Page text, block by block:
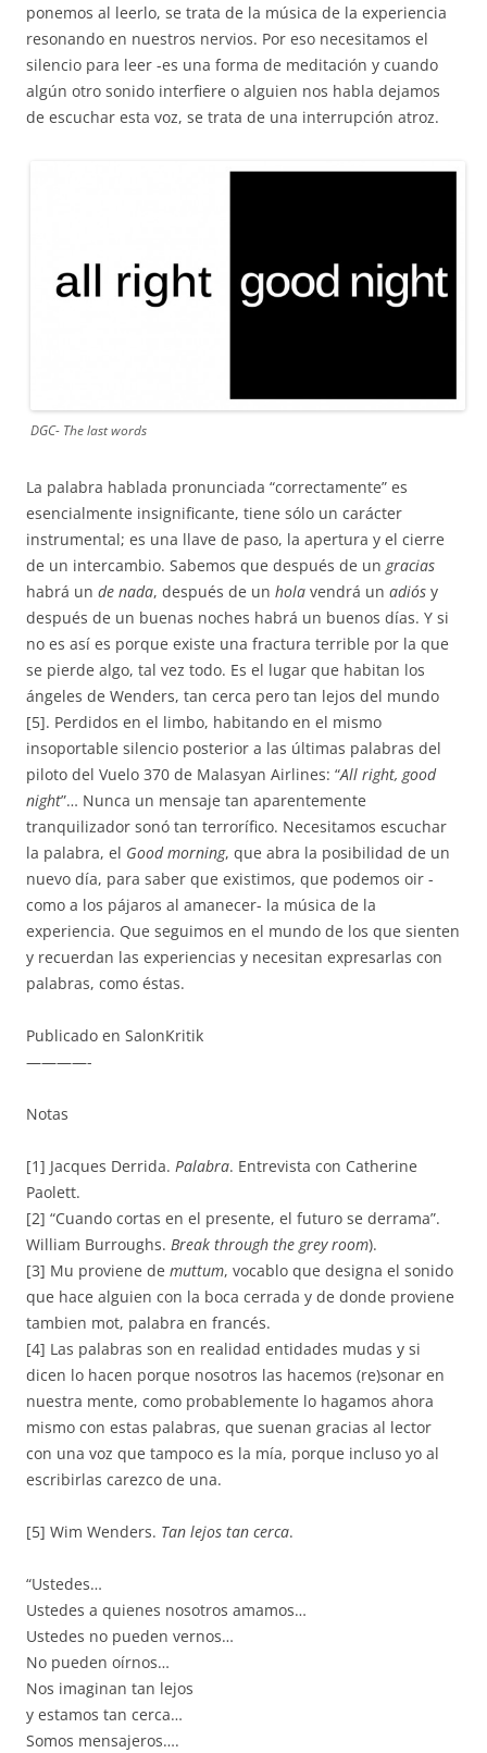
ponemos al leerlo, se trata de la música de la experiencia
resonando en nuestros nervios. Por eso necesitamos el
silencio para leer -es una forma de meditación y cuando
algún otro sonido interfiere o alguien nos habla dejamos
de escuchar esta voz, se trata de una interrupción atroz.
DGC- The last words
La palabra hablada pronunciada “correctamente” es
esencialmente insignificante, tiene sólo un carácter
instrumental; es una llave de paso, la apertura y el cierre
de un intercambio. Sabemos que después de un gracias
habrá un de nada, después de un hola vendrá un adiós y
después de un buenas noches habrá un buenos días. Y si
no es así es porque existe una fractura terrible por la que
se pierde algo, tal vez todo. Es el lugar que habitan los
ángeles de Wenders, tan cerca pero tan lejos del mundo
[5]. Perdidos en el limbo, habitando en el mismo
insoportable silencio posterior a las últimas palabras del
piloto del Vuelo 370 de Malasyan Airlines: “All right, good
night”… Nunca un mensaje tan aparentemente
tranquilizador sonó tan terrorífico. Necesitamos escuchar
la palabra, el Good morning, que abra la posibilidad de un
nuevo día, para saber que existimos, que podemos oir -
como a los pájaros al amanecer- la música de la
experiencia. Que seguimos en el mundo de los que sienten
y recuerdan las experiencias y necesitan expresarlas con
palabras, como éstas.
Publicado en SalonKritik
————-
Notas
[1] Jacques Derrida. Palabra. Entrevista con Catherine
Paolett.
[2] “Cuando cortas en el presente, el futuro se derrama”.
William Burroughs. Break through the grey room).
[3] Mu proviene de muttum, vocablo que designa el sonido
que hace alguien con la boca cerrada y de donde proviene
tambien mot, palabra en francés.
[4] Las palabras son en realidad entidades mudas y si
dicen lo hacen porque nosotros las hacemos (re)sonar en
nuestra mente, como probablemente lo hagamos ahora
mismo con estas palabras, que suenan gracias al lector
con una voz que tampoco es la mía, porque incluso yo al
escribirlas carezco de una.
[5] Wim Wenders. Tan lejos tan cerca.
“Ustedes…
Ustedes a quienes nosotros amamos…
Ustedes no pueden vernos…
No pueden oírnos…
Nos imaginan tan lejos
y estamos tan cerca…
Somos mensajeros….